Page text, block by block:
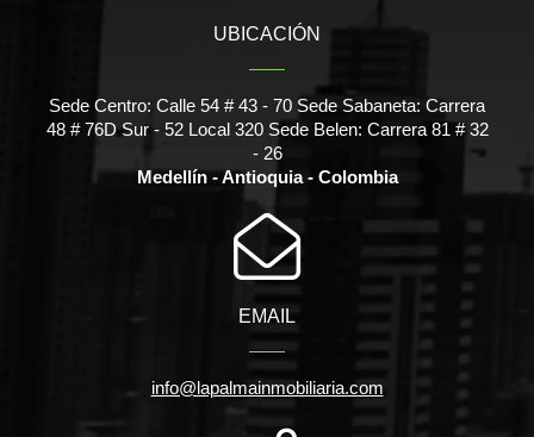
UBICACIÓN
Sede Centro: Calle 54 # 43 - 70 Sede Sabaneta: Carrera
48 # 76D Sur - 52 Local 320 Sede Belen: Carrera 81 # 32
- 26
Medellín - Antioquia - Colombia
EMAIL
info@lapalmainmobiliaria.com